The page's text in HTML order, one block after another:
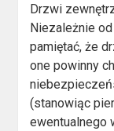
Drzwi
Niezależnie
pamiętać, że
one powinny
(stanowiąc
ewentualnego